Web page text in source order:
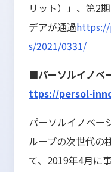
リット）」、第2
デアが通過
s/2021/0331/
■パーソルイノベ
ttps://persol-
パーソルイノベー
ループの次世代の
て、2019年4月に